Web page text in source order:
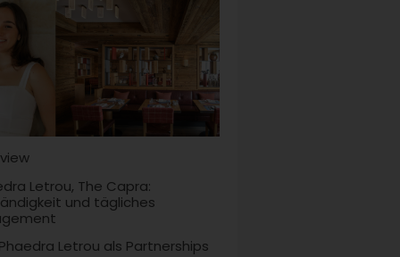
Letrou, The Capra:
und tägliches
Letrou als Partnerships